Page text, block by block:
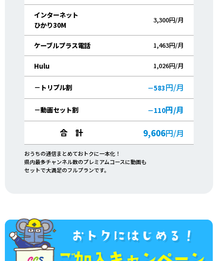
インターネット
ひかり30M
3,300円/月
ケーブルプラス電話 1,463円/月
Hulu 1,026円/月
－トリプル割 －583円/月
－動画セット割 －110円/月
合 計
9,606円/月
おうちの通信まとめておトクに一本化！
県内最多チャンネル数のプレミアムコースに動画も
セットで大満足のフルプランです。